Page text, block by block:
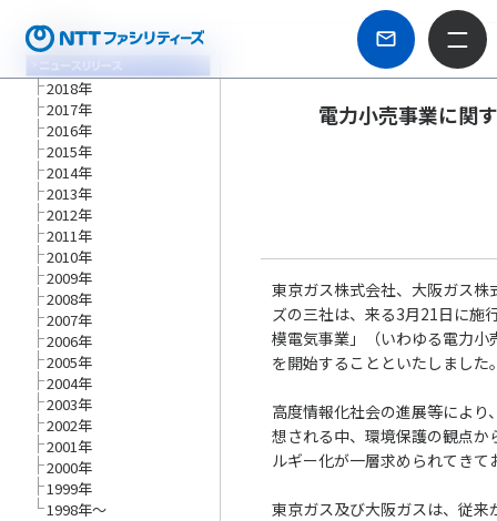
2018年
2017年
2016年
2015年
2014年
2013年
2012年
2011年
2010年
2009年
2008年
2007年
2006年
2005年
2004年
2003年
2002年
2001年
2000年
1999年
1998年～
電力小売事業に関
東京ガス株式会社、大阪ガス
ズの三社は、来る3月21日に施
模電気事業」（いわゆる電力
を開始することといたしました
高度情報化社会の進展等によ
想される中、環境保護の観点
ルギー化が一層求められてきて
東京ガス及び大阪ガスは、従